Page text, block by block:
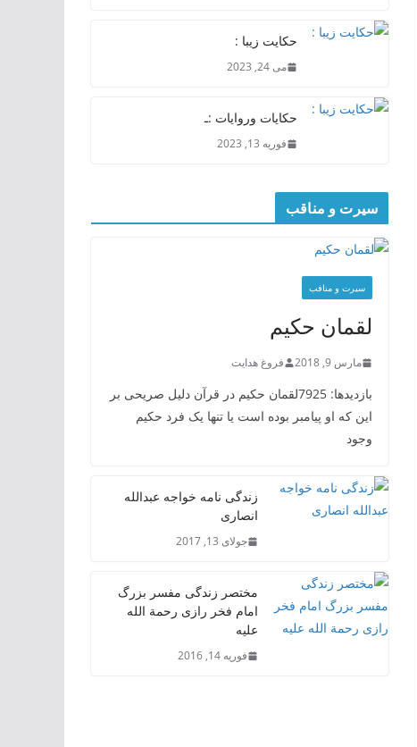
حکایت زیبا :
می 24, 2023
حکایات وروایات :ـ
فوریه 13, 2023
سیرت و مناقب
سیرت و منافب
لقمان حکیم
مارس 9, 2018 فروغ هدایت
بازدیدها: 7925لقمان حکیم در قرآن دلیل صریحی بر
این که او پیامبر بوده است یا تنها یک فرد حکیم
وجود
زندگی نامه خواجه عبدالله
انصاری
جولای 13, 2017
مختصر زندگی مفسر بزرگ
امام فخر رازی رحمة الله
علیه
فوریه 14, 2016